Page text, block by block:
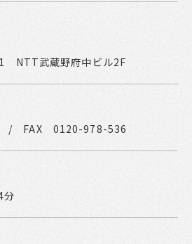
NTT武蔵野府中ビル2F
/ FAX 0120-978-536
分